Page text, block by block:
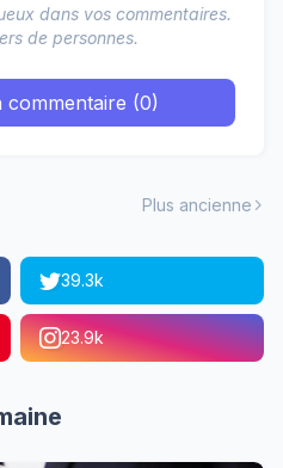
dans vos commentaires.
de personnes.
commentaire (0)
Plus ancienne
39.3k
23.9k